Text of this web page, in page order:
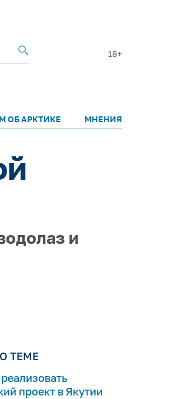
18+
ОБ АРКТИКЕ МНЕНИЯ
и
ТЕМЕ
проект в Якутии